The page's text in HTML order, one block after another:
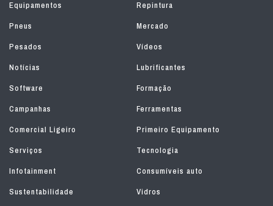
Equipamentos
Repintura
Pneus
Mercado
Pesados
Vídeos
Notícias
Lubrificantes
Software
Formação
Campanhas
Ferramentas
Comercial Ligeiro
Primeiro Equipamento
Serviços
Tecnologia
Infotainment
Consumíveis auto
Sustentabilidade
Vidros